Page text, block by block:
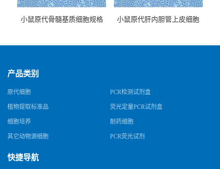
小鼠原代骨髓基质细胞规格
小鼠原代肝内胆管上皮细胞
产品类别
原代细胞 PCR检测试剂盒
植物提取标准品 荧光定量PCR试剂盒
细胞培养 耐药细胞
其它动物源细胞 PCR荧光试剂
快捷导航